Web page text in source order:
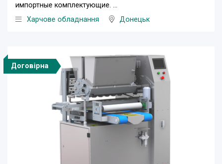
импортные комплектующие. ...
Харчове обладнання
Донецьк
Договірна